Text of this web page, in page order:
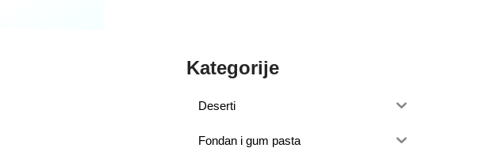
Kategorije
Deserti
Fondan i gum pasta